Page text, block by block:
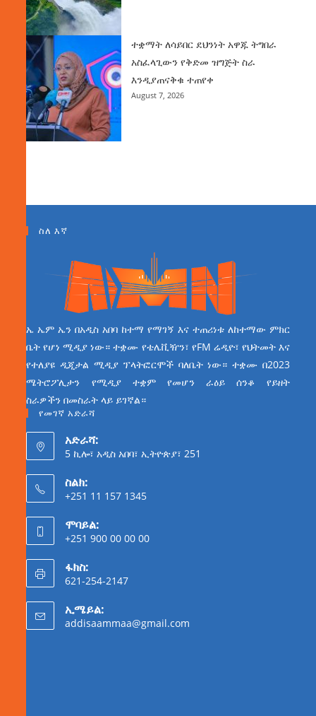
ተቋማት ለሳይበር ደህንነት አዋጁ ትግበራ
አስፈላጊውን የቅድመ ዝግጅት ስራ
እንዲያጠናቅቁ ተጠየቀ
August 7, 2026
ስለ እኛ
ኤ ኤም ኤን በአዲስ አበባ ከተማ የማገኝ እና ተጠሪነቱ ለከተማው ምክር
ቤት የሆነ ሚዲያ ነው። ተቋሙ የቴሌቪዥን፣ የFM ሬዲዮ፣ የህትመት እና
የተለያዩ ዲጂታል ሚዲያ ፕላትፎርሞች ባለቤት ነው። ተቋሙ በ2023
ሜትሮፖሊታን የሚዲያ ተቋም የመሆን ራዕይ ሰንቆ የይዘት
ስራዎችን በመስራት ላይ ይገኛል።
የመገኛ አድራሻ
አድራሻ:
5 ኪሎ፣ አዲስ አበባ፣ ኢትዮጵያ፣ 251
ስልክ:
+251 11 157 1345
ሞባይል:
+251 900 00 00 00
ፋክስ:
621-254-2147
ኢሜይል:
addisaammaa@gmail.com